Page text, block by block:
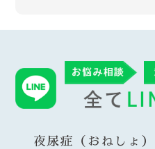
ご購入いただいた翌営
時間がかかることが
遅くとも3営業日以内
す。
ご納得いただけた場合
て、変更が必要であ
更させていただいてお
店である漢方薬局太陽
総合部門で全国実力
舗のみ）に選出された
薬剤師がReiyodoにも
ラインでも安心してご
夜尿症（おねしょ